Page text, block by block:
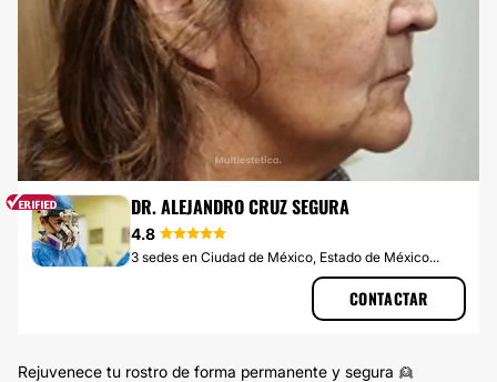
LIFTING DR. ALEJANDRO CRUZ SEGURA
4.8
3 sedes en Ciudad de México, Estado de México...
CONTACTAR
Rejuvenece tu rostro de forma permanente y segura 👱